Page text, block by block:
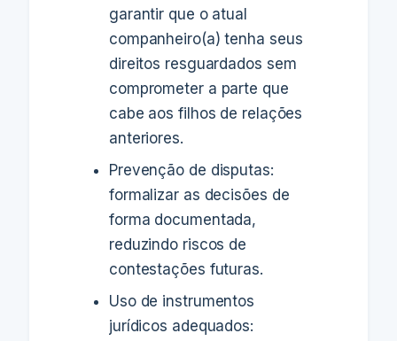
garantir que o atual
companheiro(a) tenha seus
direitos resguardados sem
comprometer a parte que
cabe aos filhos de relações
anteriores.
Prevenção de disputas:
formalizar as decisões de
forma documentada,
reduzindo riscos de
contestações futuras.
Uso de instrumentos
jurídicos adequados: